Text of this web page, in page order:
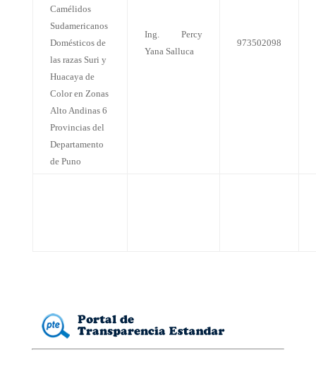
Camélidos
Sudamericanos
Domésticos de
las razas Suri y
Huacaya de
Color en Zonas
Alto Andinas 6
Provincias del
Departamento
de Puno
Ing. Percy
Yana Salluca
973502098